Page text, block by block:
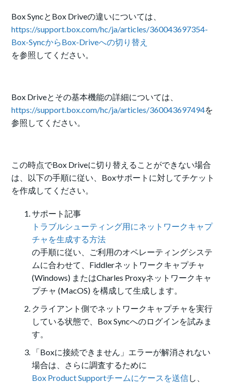
Box SyncとBox Driveの違いについては、
https://support.box.com/hc/ja/articles/360043697354-
Box-SyncからBox-Driveへの切り替え
を参照してください。
Box Driveとその基本機能の詳細については、
https://support.box.com/hc/ja/articles/360043697494を
参照してください。
この時点でBox Driveに切り替えることができない場合
は、以下の手順に従い、Boxサポートに対してチケット
を作成してください。
サポート記事
トラブルシューティング用にネットワークキャプ
チャを生成する方法
の手順に従い、ご利用のオペレーティングシステ
ムに合わせて、Fiddlerネットワークキャプチャ
(Windows) またはCharles Proxyネットワークキャ
プチャ (MacOS) を構成して生成します。
クライアント側でネットワークキャプチャを実行
している状態で、Box Syncへのログインを試みま
す。
「Boxに接続できません」エラーが解消されない
場合は、さらに調査するために
Box Product Supportチームにケースを送信し、